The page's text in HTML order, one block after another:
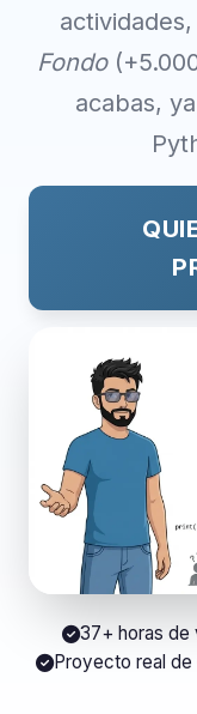
Fondo
acabas,
37+ horas de
Proyecto real de